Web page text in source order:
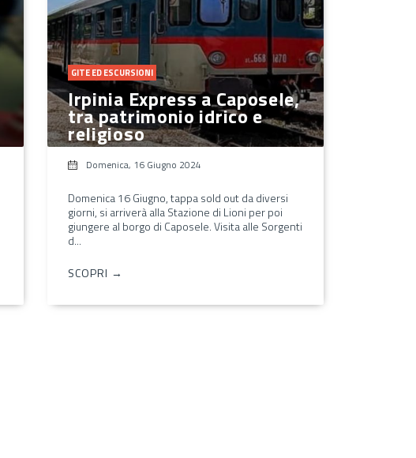
GITE ED ESCURSIONI
Irpinia Express a Caposele,
tra patrimonio idrico e
religioso
Domenica, 16 Giugno 2024
Domenica 16 Giugno, tappa sold out da diversi
giorni, si arriverà alla Stazione di Lioni per poi
giungere al borgo di Caposele. Visita alle Sorgenti
d...
SCOPRI →